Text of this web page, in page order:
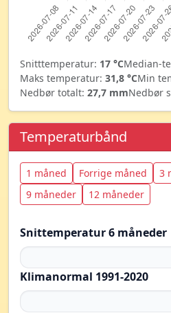
Snitttemperatur: 17 °CMedian-
Maks temperatur: 31,8 °CMin
Nedbør totalt: 27,7 mmNedbør
Temperaturbånd
1 måned Forrige måned 3
9 måneder
12 måneder
Snittemperatur 6 måneder
Klimanormal 1991-2020